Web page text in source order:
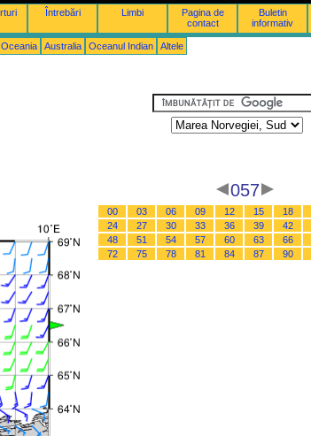
Întrebări Limbi
Pagina de
contact
Buletin
informativ
Oceania Australia Oceanul Indian Altele
057
00 03 06 09 12 15 18
24
27 30 33 36 39 42
48
51 54 57 60 63 66
72
75 78 81 84 87 90